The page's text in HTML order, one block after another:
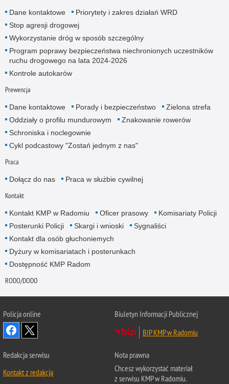
Dane kontaktowe
Priorytety i zakres działań WRD
Stop agresji drogowej
Wykorzystanie dróg w sposób szczególny
Program poprawy bezpieczeństwa niechronionych uczestników
ruchu drogowego na lata 2024-2026
Kontrole autokarów
Prewencja
Dane kontaktowe Porady i bezpieczeństwo
Zielona strefa
Oddziały o profilu mundurowym
Znakowanie rowerów
Schroniska i noclegownie
Cykl podcastowy "Zostań jednym z nas"
Praca
Dołącz do nas Praca w służbie cywilnej
Kontakt
Kontakt KMP w Radomiu Oficer prasowy
Komisariaty Policji
Posterunki Policji
Skargi i wnioski
Sygnaliści
Kontakt dla osób głuchoniemych
Dyżury w komisariatach i posterunkach
Dostępność KMP Radom
RODO/DODO
Policja online
Biuletyn Informacji Publicznej
BIP KMP w Radomiu
Redakcja serwisu
Kontakt z redakcją
Nota prawna
Chcesz wykorzystać materiał
z serwisu KMP w Radomiu.